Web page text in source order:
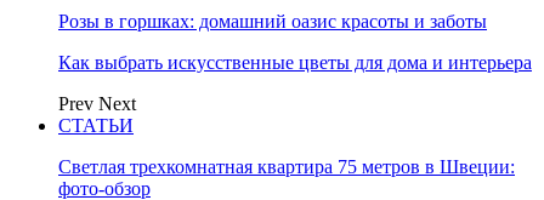
Розы в горшках: домашний оазис красоты и заботы
Как выбрать искусственные цветы для дома и интерьера
Prev Next
СТАТЬИ
Светлая трехкомнатная квартира 75 метров в Швеции:
фото-обзор